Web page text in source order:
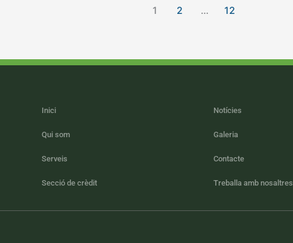
1 2 … 12
Inici
Qui som
Serveis
Secció de crèdit
Notícies
Galeria
Contacte
Treballa amb nosaltres